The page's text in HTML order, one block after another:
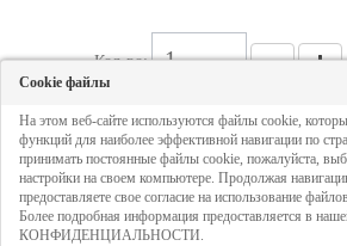
Кол-во:
13 738 руб
ДОБАВИТЬ В
Cookie файлы
На этом веб-сайте используются файлы cookie,
функций для наиболее эффективной навигации по
принимать постоянные файлы cookie, пожалуйста,
настройки на своем компьютере. Продолжая
предоставляете свое согласие на использование
Более подробная информация предоставляется в
КОНФИДЕНЦИАЛЬНОСТИ.